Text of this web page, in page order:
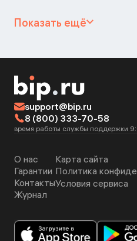
Показать ещё
support@bip.ru
8 (800) 333-70-58
время работы службы поддержки
О нас
Гарантии
Контакты
Журнал
Карта сайта
Политика
Условия сервиса